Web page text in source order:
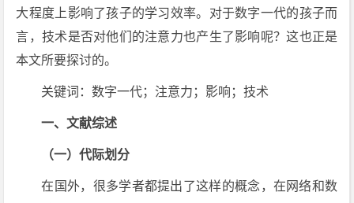
大程度上影响了孩子的学习效率。对于数字一代的孩子而
言，技术是否对他们的注意力也产生了影响呢？这也正是
本文所要探讨的。
关键词：数字一代；注意力；影响；技术
一、文献综述
（一）代际划分
在国外，很多学者都提出了这样的概念，在网络和数